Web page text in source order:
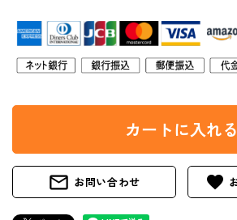
カートに入れる
mail_outline お問い合わせ favorite